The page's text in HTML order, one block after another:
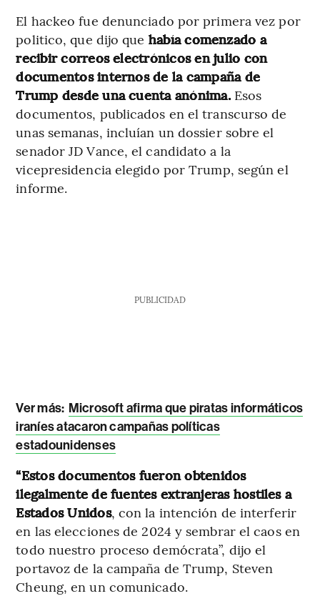
El hackeo fue denunciado por primera vez por
politico, que dijo que había comenzado a
recibir correos electrónicos en julio con
documentos internos de la campaña de
Trump desde una cuenta anónima. Esos
documentos, publicados en el transcurso de
unas semanas, incluían un dossier sobre el
senador JD Vance, el candidato a la
vicepresidencia elegido por Trump, según el
informe.
PUBLICIDAD
Ver más: Microsoft afirma que piratas informáticos
iraníes atacaron campañas políticas
estadounidenses
“Estos documentos fueron obtenidos
ilegalmente de fuentes extranjeras hostiles a
Estados Unidos, con la intención de interferir
en las elecciones de 2024 y sembrar el caos en
todo nuestro proceso demócrata”, dijo el
portavoz de la campaña de Trump, Steven
Cheung, en un comunicado.